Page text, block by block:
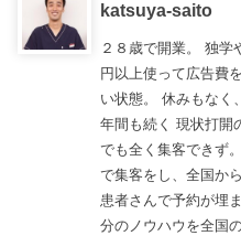
katsuya-saito
２８歳で開業。 独学
円以上使って広告費
い状態。 休みもなく
年間も続く 現状打開
でも全く集客できず
で集客をし、全国か
患者さんで予約が埋
分のノウハウを全国